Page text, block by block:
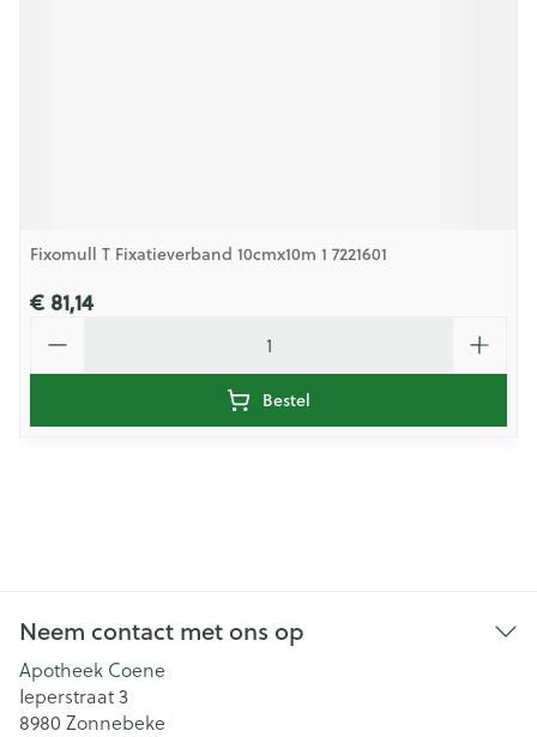
Fixomull T Fixatieverband 10cmx10m 1 7221601
€ 81,14
Bestel
Neem contact met ons op
Apotheek Coene
Ieperstraat 3
8980 Zonnebeke